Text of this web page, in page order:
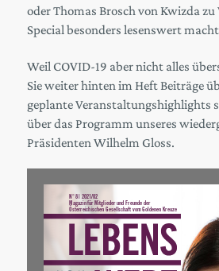
oder Thomas Brosch von Kwizda
Special besonders lesenswert
Weil COVID-19 aber nicht alles
Sie weiter hinten im Heft Beiträge
geplante Veranstaltungshighlights
über das Programm unseres
Präsidenten Wilhelm Gloss.